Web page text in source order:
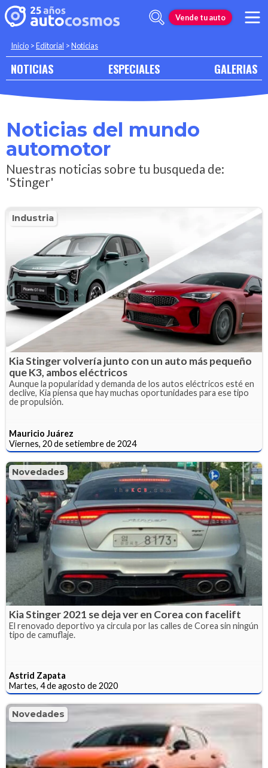
Vende tu auto
Inicio >Editorial >Noticias
NOTICIAS ESPECIALES GALERIAS
Noticias del mundo
automotor
Nuestras noticias sobre tu busqueda de:
'Stinger'
Industria
Kia Stinger volvería junto con un auto más pequeño
que K3, ambos eléctricos
Aunque la popularidad y demanda de los autos eléctricos esté en
declive, Kia piensa que hay muchas oportunidades para ese tipo
de propulsión.
Mauricio Juárez
Viernes, 20 de setiembre de 2024
Novedades
Kia Stinger 2021 se deja ver en Corea con facelift
El renovado deportivo ya circula por las calles de Corea sin ningún
tipo de camuflaje.
Astrid Zapata
Martes, 4 de agosto de 2020
Novedades